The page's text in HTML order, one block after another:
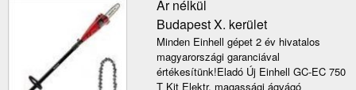
Ár nélkül
Budapest X. kerület
Minden Einhell gépet 2 év hivatalos
magyarországi garanciával
értékesítünk!Eladó Új Einhell GC-EC 750
T Kit Elektr. magassági ágvágó